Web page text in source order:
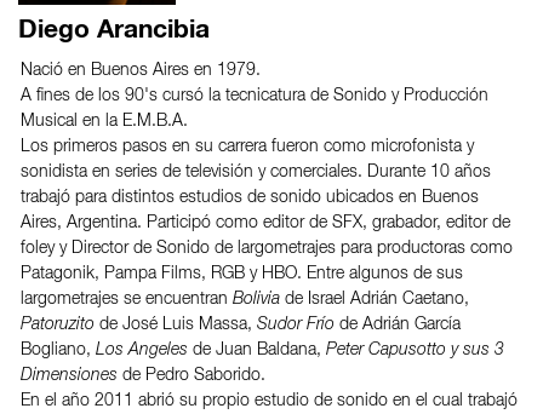
Diego Arancibia
Nació en Buenos Aires en 1979.
A fines de los 90's cursó la tecnicatura de Sonido y Producción
Musical en la E.M.B.A.
Los primeros pasos en su carrera fueron como microfonista y
sonidista en series de televisión y comerciales. Durante 10 años
trabajó para distintos estudios de sonido ubicados en Buenos
Aires, Argentina. Participó como editor de SFX, grabador, editor de
foley y Director de Sonido de largometrajes para productoras como
Patagonik, Pampa Films, RGB y HBO. Entre algunos de sus
largometrajes se encuentran Bolivia de Israel Adrián Caetano,
Patoruzito de José Luis Massa, Sudor Frío de Adrián García
Bogliano, Los Angeles de Juan Baldana, Peter Capusotto y sus 3
Dimensiones de Pedro Saborido.
En el año 2011 abrió su propio estudio de sonido en el cual trabajó